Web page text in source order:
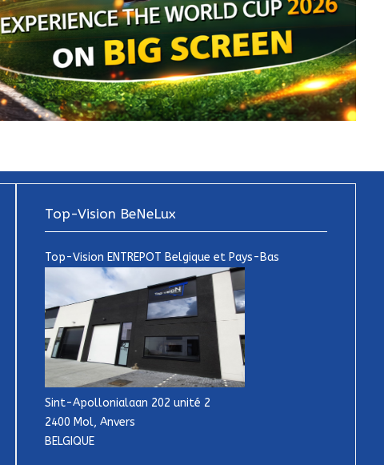
Top-Vision BeNeLux
Top-Vision ENTREPOT Belgique et Pays-Bas
Sint-Apollonialaan 202 unité 2
2400 Mol, Anvers
BELGIQUE